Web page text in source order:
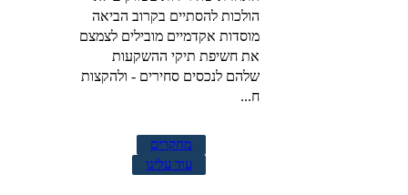
הולכות להסתיים בקרוב הביאה
מוסדות אקדמיים מובילים לצמצם
את חשיפת תיקי ההשקעות
שלהם לנכסים סחירים - ולהקצות
ח...
מחקרים
עוד עלינו